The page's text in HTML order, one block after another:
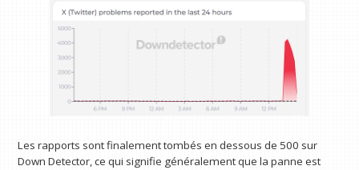
Les rapports sont finalement tombés en dessous de 500 sur
Down Detector, ce qui signifie généralement que la panne est